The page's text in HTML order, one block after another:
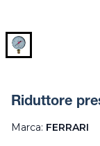
Riduttore
Marca: FERRARI